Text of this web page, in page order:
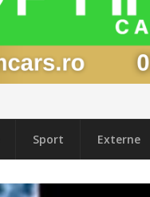
Sport Externe